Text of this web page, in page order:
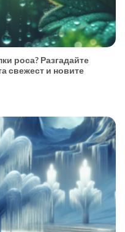
роса? Разгадайте
свежест и новите